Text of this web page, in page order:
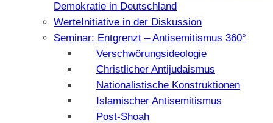
Demokratie in Deutschland
WerteInitiative in der Diskussion
Seminar: Entgrenzt – Antisemitismus 360°
Verschwörungsideologie
Christlicher Antijudaismus
Nationalistische Konstruktionen
Islamischer Antisemitismus
Post-Shoah